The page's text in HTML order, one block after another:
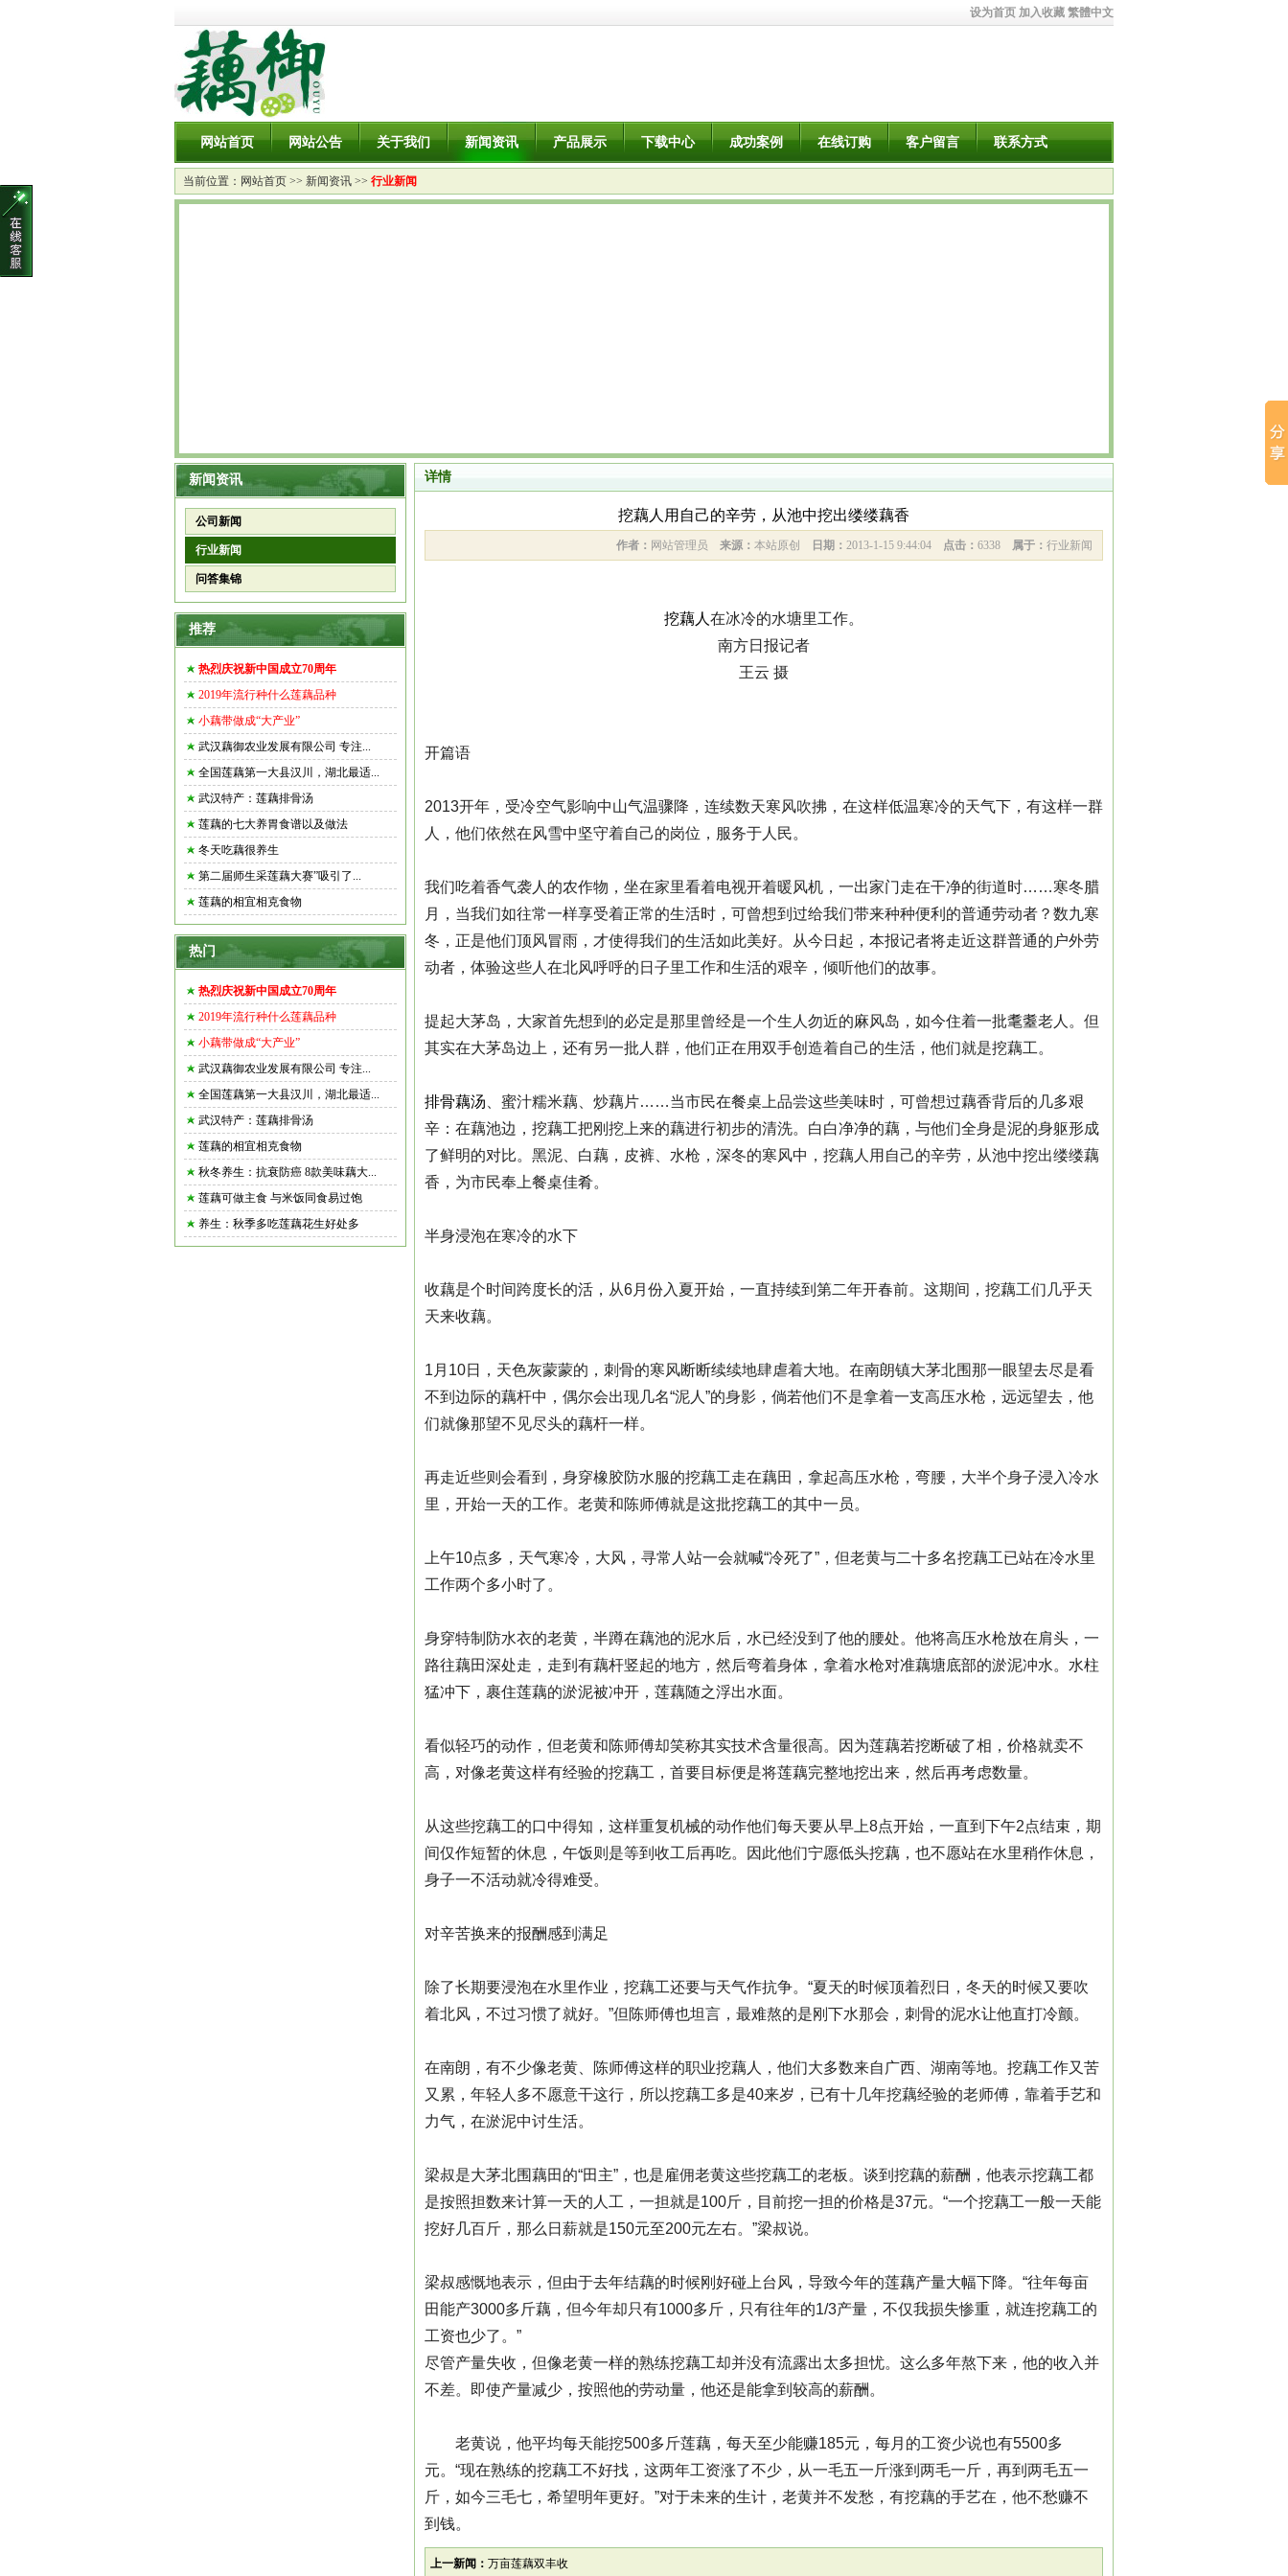
设为首页 加入收藏 繁體中文
网站首页 网站公告 关于我们 新闻资讯 产品展示 下载中心 成功案例 在线订购 客户留言 联系方式
当前位置： 网站首页 >> 新闻资讯 >> 行业新闻
新闻资讯
公司新闻
行业新闻
问答集锦
推荐
热烈庆祝新中国成立70周年
2019年流行种什么莲藕品种
小藕带做成“大产业”
武汉藕御农业发展有限公司 专注...
全国莲藕第一大县汉川，湖北最适...
武汉特产：莲藕排骨汤
莲藕的七大养胃食谱以及做法
冬天吃藕很养生
第二届师生采莲藕大赛”吸引了...
莲藕的相宜相克食物
热门
热烈庆祝新中国成立70周年
2019年流行种什么莲藕品种
小藕带做成“大产业”
武汉藕御农业发展有限公司 专注...
全国莲藕第一大县汉川，湖北最适...
武汉特产：莲藕排骨汤
莲藕的相宜相克食物
秋冬养生：抗衰防癌 8款美味藕大...
莲藕可做主食 与米饭同食易过饱
养生：秋季多吃莲藕花生好处多
详情
挖藕人用自己的辛劳，从池中挖出缕缕藕香
作者： 网站管理员 来源： 本站原创 日期： 2013-1-15 9:44:04 点击： 6338 属于： 行业新闻
挖藕人 在冰冷的水塘里工作。
南方日报记者
王云 摄
开篇语
2013开年，受冷空气影响中山气温骤降，连续数天寒风吹拂，在这样低温寒冷的天气下，有这样一群
人，他们依然在风雪中坚守着自己的岗位，服务于人民。
我们吃着香气袭人的农作物，坐在家里看着电视开着暖风机，一出家门走在干净的街道时……寒冬腊
月，当我们如往常一样享受着正常的生活时，可曾想到过给我们带来种种便利的普通劳动者？数九寒
冬，正是他们顶风冒雨，才使得我们的生活如此美好。从今日起，本报记者将走近这群普通的户外劳
动者，体验这些人在北风呼呼的日子里工作和生活的艰辛，倾听他们的故事。
提起大茅岛，大家首先想到的必定是那里曾经是一个生人勿近的麻风岛，如今住着一批耄耋老人。但
其实在大茅岛边上，还有另一批人群，他们正在用双手创造着自己的生活，他们就是挖藕工。
排骨藕汤 、蜜汁糯米藕、炒藕片……当市民在餐桌上品尝这些美味时，可曾想过藕香背后的几多艰
辛：在藕池边，挖藕工把刚挖上来的藕进行初步的清洗。白白净净的藕，与他们全身是泥的身躯形成
了鲜明的对比。黑泥、白藕，皮裤、水枪，深冬的寒风中，挖藕人用自己的辛劳，从池中挖出缕缕藕
香，为市民奉上餐桌佳肴。
半身浸泡在寒冷的水下
收藕是个时间跨度长的活，从6月份入夏开始，一直持续到第二年开春前。这期间，挖藕工们几乎天
天来收藕。
1月10日，天色灰蒙蒙的，刺骨的寒风断断续续地肆虐着大地。在南朗镇大茅北围那一眼望去尽是看
不到边际的藕杆中，偶尔会出现几名“泥人”的身影，倘若他们不是拿着一支高压水枪，远远望去，他
们就像那望不见尽头的藕杆一样。
再走近些则会看到，身穿橡胶防水服的挖藕工走在藕田，拿起高压水枪，弯腰，大半个身子浸入冷水
里，开始一天的工作。老黄和陈师傅就是这批挖藕工的其中一员。
上午10点多，天气寒冷，大风，寻常人站一会就喊“冷死了”，但老黄与二十多名挖藕工已站在冷水里
工作两个多小时了。
身穿特制防水衣的老黄，半蹲在藕池的泥水后，水已经没到了他的腰处。他将高压水枪放在肩头，一
路往藕田深处走，走到有藕杆竖起的地方，然后弯着身体，拿着水枪对准藕塘底部的淤泥冲水。水柱
猛冲下，裹住莲藕的淤泥被冲开，莲藕随之浮出水面。
看似轻巧的动作，但老黄和陈师傅却笑称其实技术含量很高。因为莲藕若挖断破了相，价格就卖不
高，对像老黄这样有经验的挖藕工，首要目标便是将莲藕完整地挖出来，然后再考虑数量。
从这些挖藕工的口中得知，这样重复机械的动作他们每天要从早上8点开始，一直到下午2点结束，期
间仅作短暂的休息，午饭则是等到收工后再吃。因此他们宁愿低头挖藕，也不愿站在水里稍作休息，
身子一不活动就冷得难受。
对辛苦换来的报酬感到满足
除了长期要浸泡在水里作业，挖藕工还要与天气作抗争。“夏天的时候顶着烈日，冬天的时候又要吹
着北风，不过习惯了就好。”但陈师傅也坦言，最难熬的是刚下水那会，刺骨的泥水让他直打冷颤。
在南朗，有不少像老黄、陈师傅这样的职业挖藕人，他们大多数来自广西、湖南等地。挖藕工作又苦
又累，年轻人多不愿意干这行，所以挖藕工多是40来岁，已有十几年挖藕经验的老师傅，靠着手艺和
力气，在淤泥中讨生活。
梁叔是大茅北围藕田的“田主”，也是雇佣老黄这些挖藕工的老板。谈到挖藕的薪酬，他表示挖藕工都
是按照担数来计算一天的人工，一担就是100斤，目前挖一担的价格是37元。“一个挖藕工一般一天能
挖好几百斤，那么日薪就是150元至200元左右。”梁叔说。
梁叔感慨地表示，但由于去年结藕的时候刚好碰上台风，导致今年的莲藕产量大幅下降。“往年每亩
田能产3000多斤藕，但今年却只有1000多斤，只有往年的1/3产量，不仅我损失惨重，就连挖藕工的
工资也少了。”
尽管产量失收，但像老黄一样的熟练挖藕工却并没有流露出太多担忧。这么多年熬下来，他的收入并
不差。即使产量减少，按照他的劳动量，他还是能拿到较高的薪酬。
老黄说，他平均每天能挖500多斤莲藕，每天至少能赚185元，每月的工资少说也有5500多
元。“现在熟练的挖藕工不好找，这两年工资涨了不少，从一毛五一斤涨到两毛一斤，再到两毛五一
斤，如今三毛七，希望明年更好。”对于未来的生计，老黄并不发愁，有挖藕的手艺在，他不愁赚不
到钱。
上一新闻： 万亩莲藕双丰收